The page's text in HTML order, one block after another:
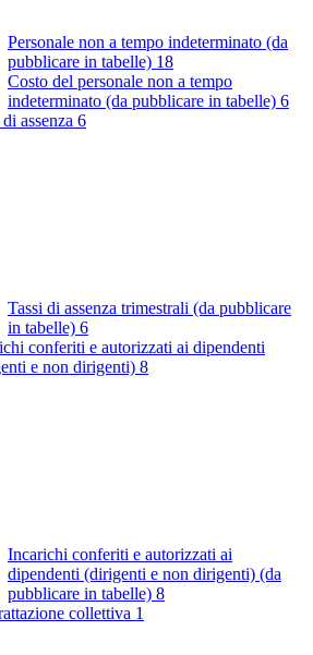
Personale non a tempo indeterminato (da
pubblicare in tabelle) 18
Costo del personale non a tempo
indeterminato (da pubblicare in tabelle) 6
assenza 6
Tassi di assenza trimestrali (da pubblicare
in tabelle) 6
conferiti e autorizzati ai dipendenti
e non dirigenti) 8
Incarichi conferiti e autorizzati ai
dipendenti (dirigenti e non dirigenti) (da
pubblicare in tabelle) 8
collettiva 1